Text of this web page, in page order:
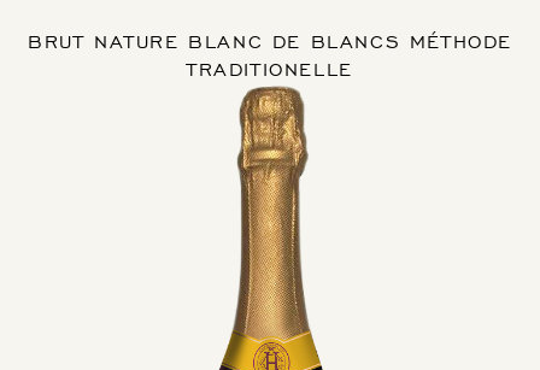
BRUT NATURE BLANC DE BLANCS MÉTHODE
TRADITIONELLE